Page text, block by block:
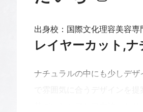
指名
出身校：国際文化理容美容
レイヤーカット,
ナチュラルの中にも少しデ